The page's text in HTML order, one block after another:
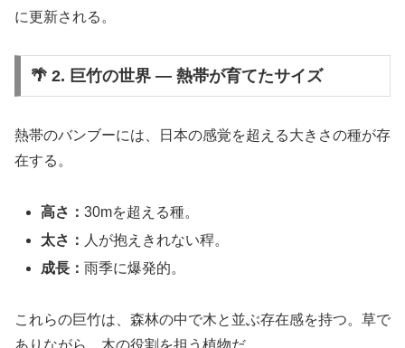
に更新される。
🌴 2. 巨竹の世界 ― 熱帯が育てたサイズ
熱帯のバンブーには、日本の感覚を超える大きさの種が存
在する。
高さ：30mを超える種。
太さ： 人が抱えきれない稈。
成長：雨季に爆発的。
これらの巨竹は、森林の中で木と並ぶ存在感を持つ。草で